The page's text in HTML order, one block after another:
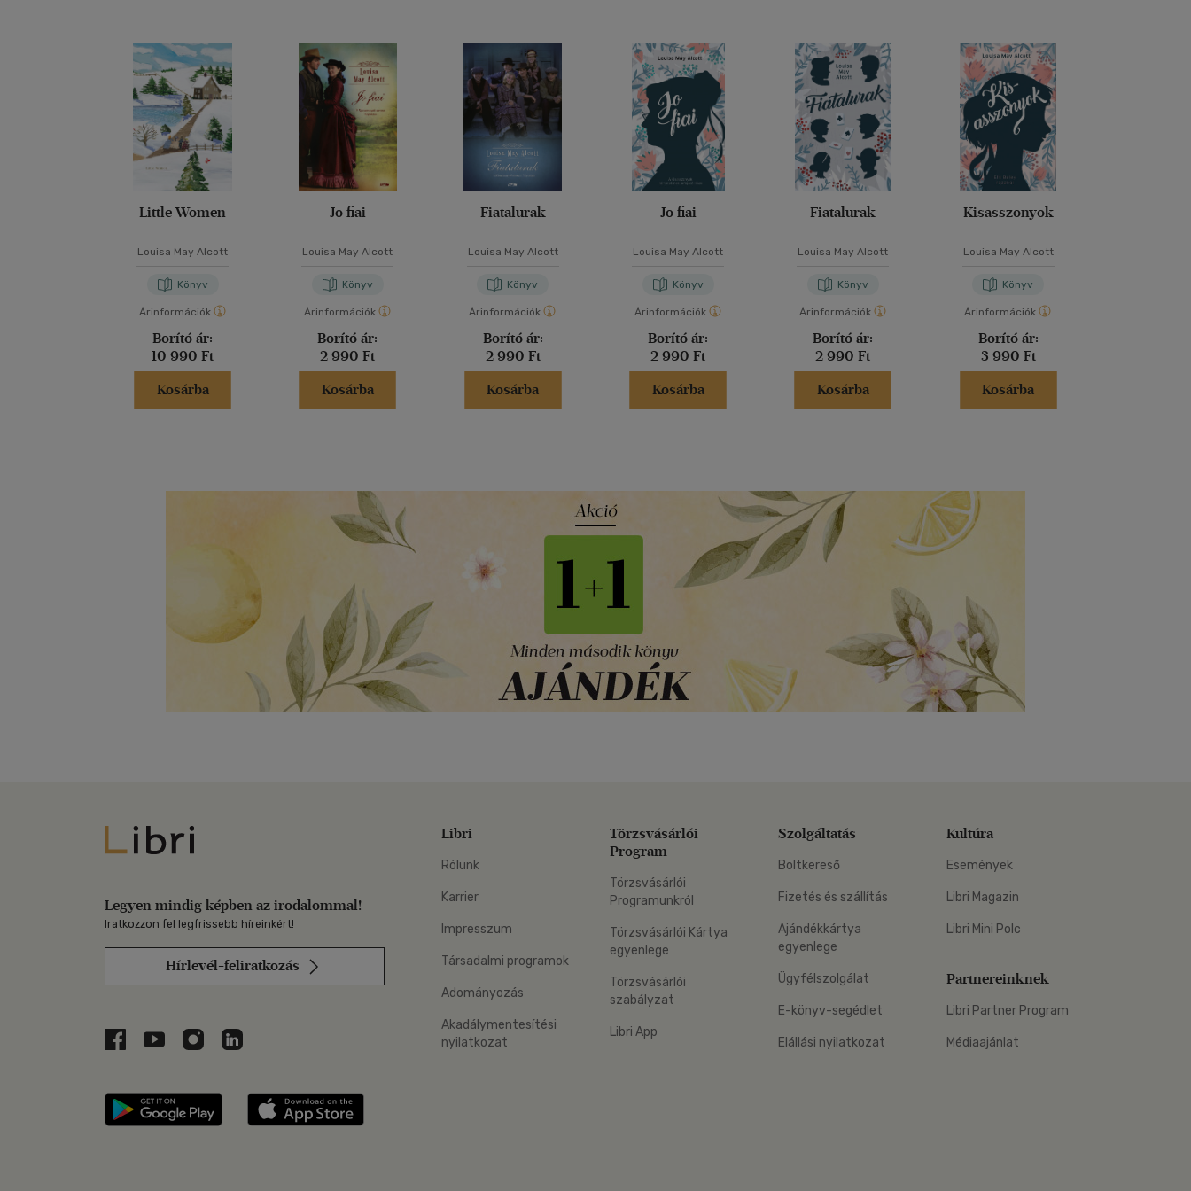
Little Women
Louisa May Alcott
Könyv
Árinformációk
Borító ár:
10 990 Ft
Kosárba
Jo fiai
Louisa May Alcott
Könyv
Árinformációk
Borító ár:
2 990 Ft
Kosárba
Fiatalurak
Louisa May Alcott
Könyv
Árinformációk
Borító ár:
2 990 Ft
Kosárba
Jo fiai
Louisa May Alcott
Könyv
Árinformációk
Borító ár:
2 990 Ft
Kosárba
Fiatalurak
Louisa May Alcott
Könyv
Árinformációk
Borító ár:
2 990 Ft
Kosárba
Kisasszonyok
Louisa May Alcott
Könyv
Árinformációk
Borító ár:
3 990 Ft
Kosárba
Libri
Legyen mindig képben az irodalommal!
Iratkozzon fel legfrissebb híreinkért!
Hírlevél-feliratkozás
Libri a Facebookon
Libri a Youtube-on
Libri az Instagramon
Libri a LinkedInen
Libri applikáció Szerezd meg: Google Play
Libri
Rólunk
Karrier
Impresszum
Társadalmi programok
Adományozás
Akadálymentesítési
nyilatkozat
Törzsvásárlói
Program
Törzsvásárlói
Programunkról
Törzsvásárlói Kártya
egyenlege
Törzsvásárlói
szabályzat
Libri App
Szolgáltatás
Boltkereső
Fizetés és szállítás
Ajándékkártya
egyenlege
Ügyfélszolgálat
E-könyv-segédlet
Elállási nyilatkozat
Kultúra
Események
Libri Magazin
Libri Mini Polc
Partnereinknek
Libri Partner Program
Médiaajánlat